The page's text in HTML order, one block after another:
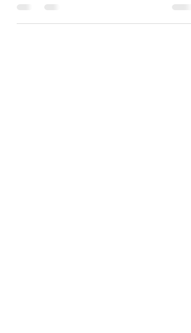
necessárias para a investigação de passivo